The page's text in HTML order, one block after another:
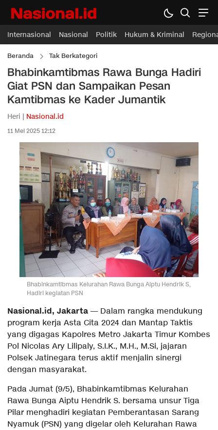
Internasional Nasional Politik Hukum & Kriminal
Beranda Tak Berkategori
Bhabinkamtibmas Rawa Bunga Hadiri
Giat PSN dan Sampaikan Pesan
Kamtibmas ke Kader Jumantik
Heri | Nasional.id
11 Mei 2025 12:12
Bhabinkamtibmas Kelurahan Rawa Bunga Aiptu Hendrik S,
Hadiri kegiatan PSN
Nasional.id, Jakarta — Dalam rangka mendukung
program kerja Asta Cita 2024 dan Mantap Taktis
yang digagas Kapolres Metro Jakarta Timur Kombes
Pol Nicolas Ary Lilipaly, S.I.K., M.H., M.Si, jajaran
Polsek Jatinegara terus aktif menjalin sinergi
dengan masyarakat.
Pada Jumat (9/5), Bhabinkamtibmas Kelurahan
Rawa Bunga Aiptu Hendrik S. bersama unsur Tiga
Pilar menghadiri kegiatan Pemberantasan Sarang
Nyamuk (PSN) yang digelar oleh Kelurahan Rawa